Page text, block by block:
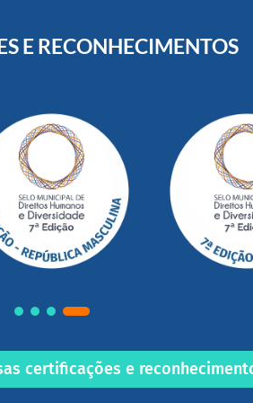
E RECONHECIMENTOS
certificações e